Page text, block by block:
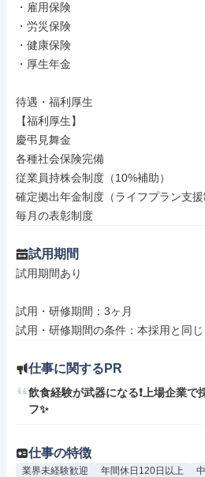
・雇用保険
・労災保険
・健康保険
・厚生年金
待遇・福利厚生
【福利厚生】
慶弔見舞金
各種社会保険完備
従業員持株会制度（10%補助）
確定拠出年金制度（ライフプラン支援
毎月の表彰制度
試用期間
試用期間あり
試用・研修期間：3ヶ月
仕事に関するPR
飲食経験が武器になる❗上場企業
フ✨
仕事の特徴
業界未経験歓迎 年間休日120日以上